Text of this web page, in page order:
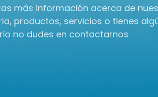
más información acerca de
productos, servicios o tienes
no dudes en contactarnos